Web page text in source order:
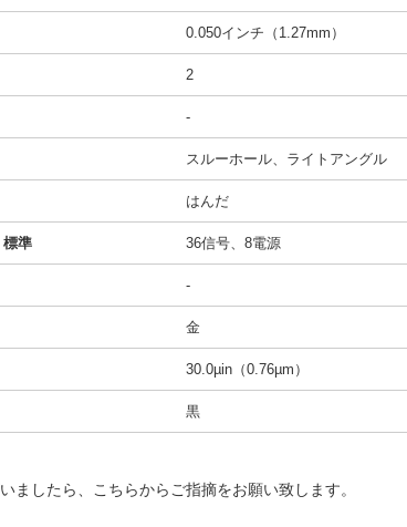
0.050インチ（1.27mm）
2
-
スルーホール、ライトアングル
はんだ
標準 36信号、8電源
-
金
30.0µin（0.76µm）
黒
ましたら、こちらからご指摘をお願い致します。